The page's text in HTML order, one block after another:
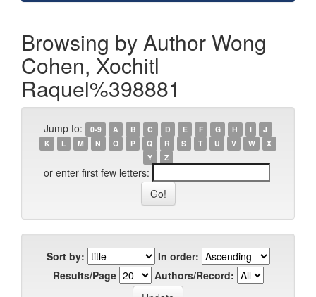
Browsing by Author Wong
Cohen, Xochitl
Raquel%398881
Jump to: 0-9 A B C D E F G H I
J
K
L M N O P Q R S T U V W
X
Y
Z
or enter first few letters:
Sort by:
In order:
Results/Page
Authors/Record: